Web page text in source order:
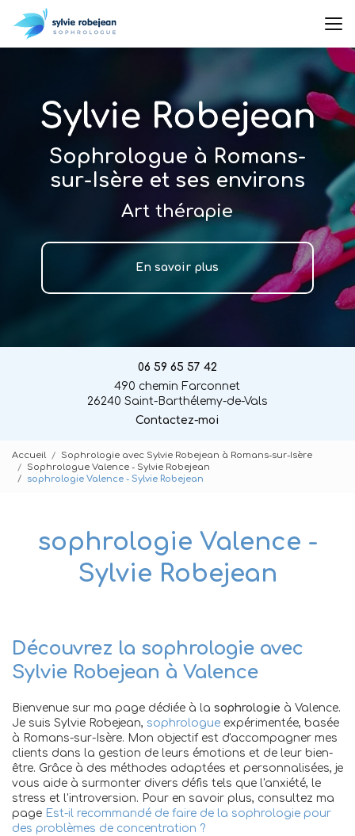
au
contenu
Sophrologue à Romans-
sur-Isère et ses environs
Art thérapie
En savoir plus
06 59 65 57 42
490 chemin Farconnet
26240 Saint-Barthélemy-de-Vals
Contactez-moi
Accueil
Sophrologie avec Sylvie Robejean à Romans-sur-Isère
Sophrologue Valence - Sylvie Robejean
sophrologie Valence - Sylvie Robejean
sophrologie Valence -
Sylvie Robejean
Découvrez la sophrologie avec
Sylvie Robejean à Valence
Bienvenue sur ma page dédiée à la sophrologie à Valence.
Je suis Sylvie Robejean, sophrologue expérimentée, basée
à Romans-sur-Isère. Mon objectif est d'accompagner mes
clients dans la gestion de leurs émotions et de leur bien-
être. Grâce à des méthodes adaptées et personnalisées, je
vous aide à surmonter divers défis tels que l'anxiété, le
stress et l'introversion. Pour en savoir plus, consultez ma
page Est-il recommandé de faire de la sophrologie pour
des problèmes de concentration ?